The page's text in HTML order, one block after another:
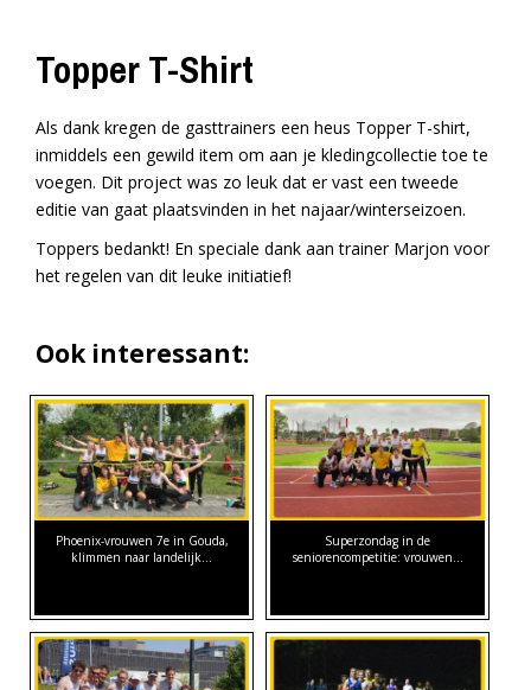
Topper T-Shirt
Als dank kregen de gasttrainers een heus Topper T-shirt,
inmiddels een gewild item om aan je kledingcollectie toe te
voegen. Dit project was zo leuk dat er vast een tweede
editie van gaat plaatsvinden in het najaar/winterseizoen.
Toppers bedankt! En speciale dank aan trainer Marjon voor
het regelen van dit leuke initiatief!
Ook interessant:
Phoenix-vrouwen 7e in Gouda,
klimmen naar landelijk…
Superzondag in de
seniorencompetitie: vrouwen…